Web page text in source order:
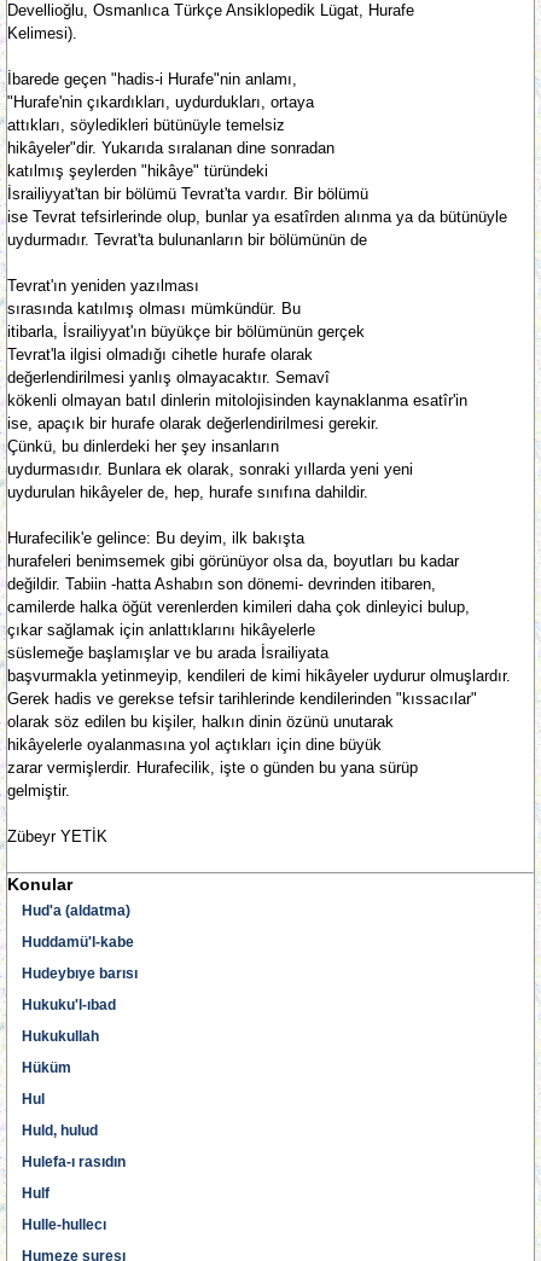
Devellioğlu, Osmanlıca Türkçe Ansiklopedik Lügat, Hurafe
Kelimesi).
İbarede geçen "hadis-i Hurafe"nin anlamı,
"Hurafe'nin çıkardıkları, uydurdukları, ortaya
attıkları, söyledikleri bütünüyle temelsiz
hikâyeler"dir. Yukarıda sıralanan dine sonradan
katılmış şeylerden "hikâye" türündeki
İsrailiyyat'tan bir bölümü Tevrat'ta vardır. Bir bölümü
ise Tevrat tefsirlerinde olup, bunlar ya esatîrden alınma ya da bütünüyle
uydurmadır. Tevrat'ta bulunanların bir bölümünün de
Tevrat'ın yeniden yazılması
sırasında katılmış olması mümkündür. Bu
itibarla, İsrailiyyat'ın büyükçe bir bölümünün gerçek
Tevrat'la ilgisi olmadığı cihetle hurafe olarak
değerlendirilmesi yanlış olmayacaktır. Semavî
kökenli olmayan batıl dinlerin mitolojisinden kaynaklanma esatîr'in
ise, apaçık bir hurafe olarak değerlendirilmesi gerekir.
Çünkü, bu dinlerdeki her şey insanların
uydurmasıdır. Bunlara ek olarak, sonraki yıllarda yeni yeni
uydurulan hikâyeler de, hep, hurafe sınıfına dahildir.
Hurafecilik'e gelince: Bu deyim, ilk bakışta
hurafeleri benimsemek gibi görünüyor olsa da, boyutları bu kadar
değildir. Tabiin -hatta Ashabın son dönemi- devrinden itibaren,
camilerde halka öğüt verenlerden kimileri daha çok dinleyici bulup,
çıkar sağlamak için anlattıklarını hikâyelerle
süslemeğe başlamışlar ve bu arada İsrailiyata
başvurmakla yetinmeyip, kendileri de kimi hikâyeler uydurur olmuşlardır.
Gerek hadis ve gerekse tefsir tarihlerinde kendilerinden "kıssacılar"
olarak söz edilen bu kişiler, halkın dinin özünü unutarak
hikâyelerle oyalanmasına yol açtıkları için dine büyük
zarar vermişlerdir. Hurafecilik, işte o günden bu yana sürüp
gelmiştir.
Zübeyr YETİK
Konular
Hud'a (aldatma)
Huddamü'l-kabe
Hudeybıye barısı
Hukuku'l-ıbad
Hukukullah
Hüküm
Hul
Huld, hulud
Hulefa-ı rasıdın
Hulf
Hulle-hullecı
Humeze suresı